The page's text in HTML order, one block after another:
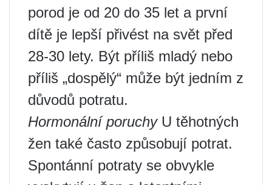
porod je od 20 do 35 let a první
dítě je lepší přivést na svět před
28-30 lety. Být příliš mladý nebo
příliš „dospělý“ může být jedním z
důvodů potratu.
Hormonální poruchyU těhotných
žen také často způsobují potrat.
Spontánní potraty se obvykle